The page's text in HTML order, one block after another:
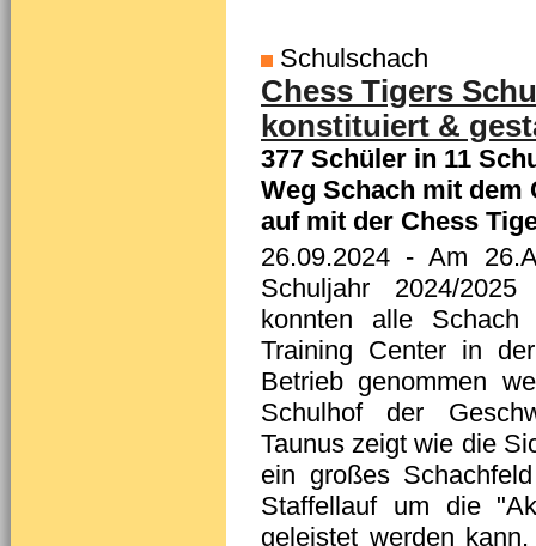
Schulschach
Chess Tigers
konstituiert &
377 Schüler in 11
Weg Schach mit dem
auf mit der Chess
26.09.2024 - Am
Schuljahr 2024/
konnten alle
Training Center in
Betrieb genommen
Schulhof der
Taunus zeigt wie die
ein großes
Staffellauf um die
geleistet werden